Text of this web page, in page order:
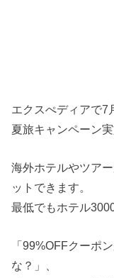
エクスぺディアで7
夏旅キャンペーン
海外ホテルやツア
ットできます。
最低でもホテル
「99%OFFクーポ
な？」、